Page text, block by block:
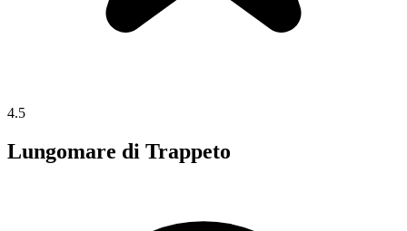
4.5
Lungomare di Trappeto